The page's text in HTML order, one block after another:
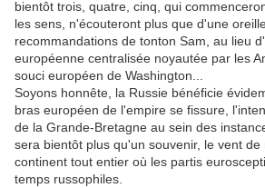
bientôt trois, quatre, cinq, qui
les sens, n'écouteront plus que d'une
recommandations de tonton Sam, au lieu
européenne centralisée noyautée par les
souci européen de Washington...
Soyons honnête, la Russie bénéficie
bras européen de l'empire se fissure,
de la Grande-Bretagne au sein des
sera bientôt plus qu'un souvenir, le vent
continent tout entier où les partis
temps russophiles.